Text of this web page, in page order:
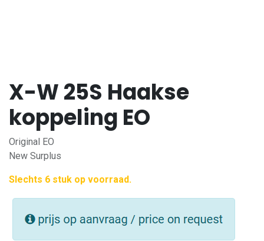
X-W 25S Haakse
koppeling EO
Original EO
New Surplus
Slechts 6 stuk op voorraad.